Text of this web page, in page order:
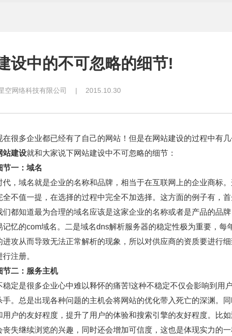
设中的不可忽略的细节!
空网络科技有限公司 | 2015.10.30
很多企业都已经有了自己的网站！但是在网站建设的过程中有
站建设就和大家说下网站建设中不可忽略的细节：
节一：域名
，域名就是企业的名称和品牌，相当于在互联网上的企业商标
全不值一提，在选择的过程中完全不加选择。这方面的例子有，
们都知道最为合理的域名应该是这家企业的名称或者是产品的品
记忆的com域名。二是域名dns解析服务器的稳定性极为重要，每
进攻从而导致无法正常解析的现象，所以对供应商的资质要进行
注册。
节二：服务主机
定是很多企业心中难以释怀的痛苦!这种不稳定不仅会影响到用
手。总是出现各种问题的主机会将网站的优化带入死亡的深渊。
用户的友好程度，提升了用户的体验和搜索引擎的友好程度。比
丧失继续浏览的兴趣，同时还会增加可信度，这也是体现实力的